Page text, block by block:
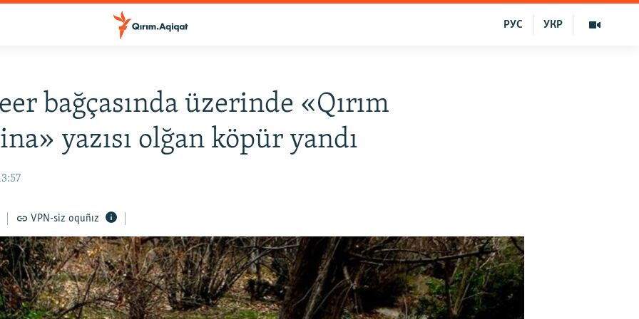
УКР
РУС
bağçasında üzerinde «Qırım
yazısı olğan köpür yandı
VPN-siz oquñız